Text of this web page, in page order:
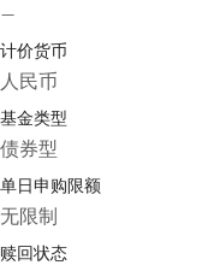
—
计价货币
人民币
基金类型
债券型
单日申购限额
无限制
赎回状态